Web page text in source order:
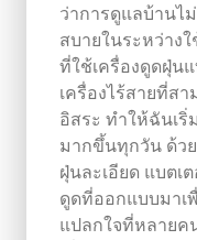
ว่าการดูแลบ้านไ
สบายในระหว่าง
ที่ใช้เครื่องดูดฝุ่น
เครื่องไร้สายที่ส
อิสระ ทำให้ฉันเริ่
มากขึ้นทุกวัน ด้ว
ฝุ่นละเอียด แบตเ
ดูดที่ออกแบบมาเ
แปลกใจที่หลายค